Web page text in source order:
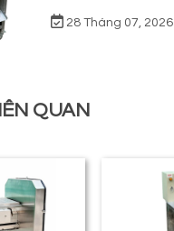
28 Tháng 07, 2026
QUAN